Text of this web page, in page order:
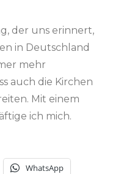
der uns erinnert,
in Deutschland
mehr
auch die Kirchen
Mit einem
ich mich.
WhatsApp